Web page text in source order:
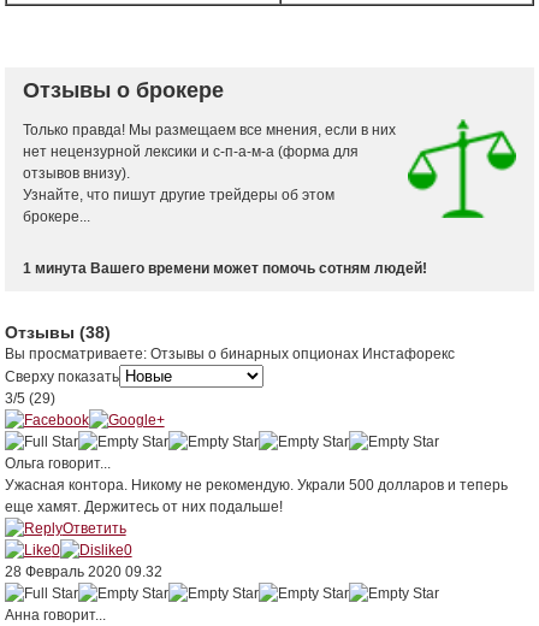
Отзывы о брокере
Только правда! Мы размещаем все мнения, если в них
нет нецензурной лексики и с-п-а-м-а (форма для
отзывов внизу).
Узнайте, что пишут другие трейдеры об этом
брокере...
1 минута Вашего времени может помочь сотням людей!
Отзывы (38)
Вы просматриваете: Отзывы о бинарных опционах Инстафорекс
Сверху показать
3/5 (29)
Ольгаговорит...
Ужасная контора. Никому не рекомендую. Украли 500 долларов и теперь
еще хамят. Держитесь от них подальше!
Ответить
0
0
28 Февраль 2020 09.32
Аннаговорит...